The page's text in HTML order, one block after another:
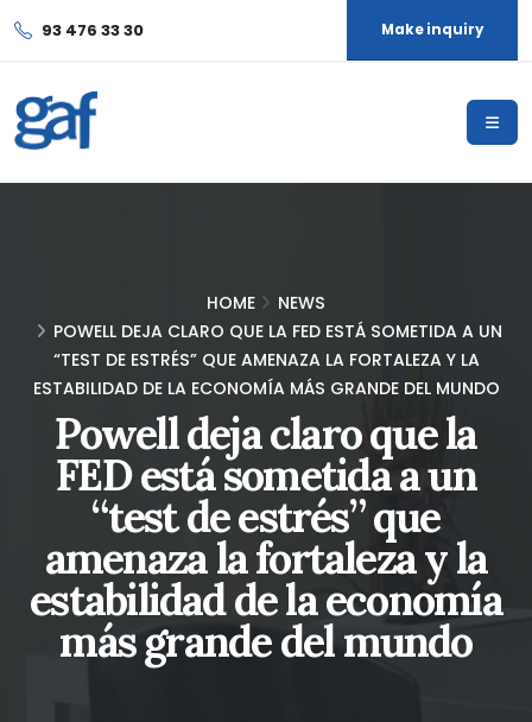
93 476 33 30 Make inquiry
HOME
NEWS
POWELL DEJA CLARO QUE LA FED ESTÁ SOMETIDA A UN
“TEST DE ESTRÉS” QUE AMENAZA LA FORTALEZA Y LA
ESTABILIDAD DE LA ECONOMÍA MÁS GRANDE DEL MUNDO
Powell deja claro que la
FED está sometida a un
“test de estrés” que
amenaza la fortaleza y la
estabilidad de la economía
más grande del mundo